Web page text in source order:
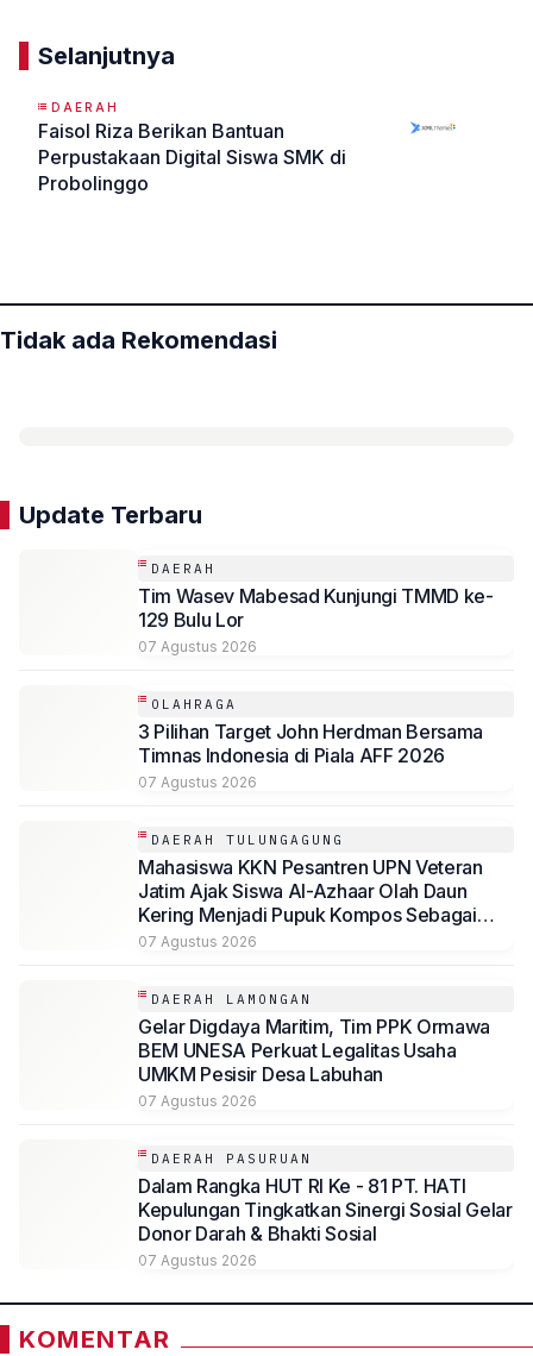
Selanjutnya
DAERAH
Faisol Riza Berikan Bantuan
Perpustakaan Digital Siswa SMK di
Probolinggo
Tidak ada Rekomendasi
Update Terbaru
DAERAH
Tim Wasev Mabesad Kunjungi TMMD ke-
129 Bulu Lor
07 Agustus 2026
OLAHRAGA
3 Pilihan Target John Herdman Bersama
Timnas Indonesia di Piala AFF 2026
07 Agustus 2026
DAERAH TULUNGAGUNG
Mahasiswa KKN Pesantren UPN Veteran
Jatim Ajak Siswa Al-Azhaar Olah Daun
Kering Menjadi Pupuk Kompos Sebagai
Solusi Ramah Lingkungan
07 Agustus 2026
DAERAH LAMONGAN
Gelar Digdaya Maritim, Tim PPK Ormawa
BEM UNESA Perkuat Legalitas Usaha
UMKM Pesisir Desa Labuhan
07 Agustus 2026
DAERAH PASURUAN
Dalam Rangka HUT RI Ke - 81 PT. HATI
Kepulungan Tingkatkan Sinergi Sosial Gelar
Donor Darah & Bhakti Sosial
07 Agustus 2026
KOMENTAR